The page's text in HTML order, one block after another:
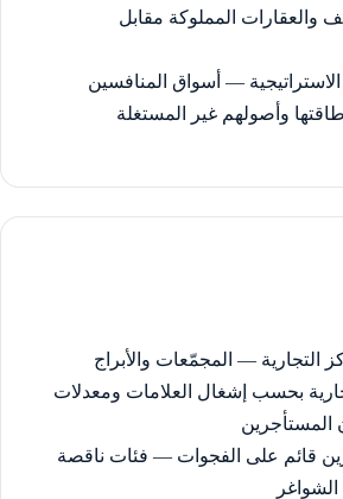
والعقارات المملوكة مقابل
— أسواق المنافسين
وأصولهم غير المستغلة
التجارية — المجمّعات والأبراج
بحسب إشغال العلامات ومعدلات
المستأجرين
قائم على الفجوات — فئات ناقصة